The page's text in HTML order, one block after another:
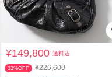
¥149,800送料込
33%OFF ¥226,600